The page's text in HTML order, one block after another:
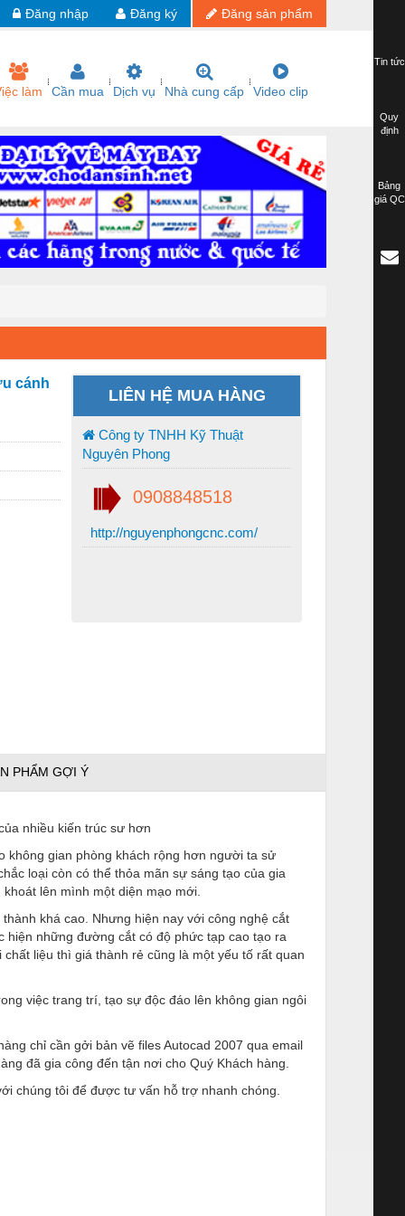
Đăng sản phẩm
Đăng ký
Đăng nhập
làm Cần mua Dịch vụ Nhà cung cấp Video clip
cánh
LIÊN HỆ MUA HÀNG
Công ty TNHH Kỹ Thuật
Nguyên Phong
0908848518
http://nguyenphongcnc.com/
PHẨM GỢI Ý
nhiều kiến trúc sư hơn
gian phòng khách rộng hơn người ta sử
loại còn có thể thỏa mãn sự sáng tạo của gia
lên mình một diện mạo mới.
khá cao. Nhưng hiện nay với công nghệ cắt
hiện những đường cắt có độ phức tạp cao tạo ra
liệu thì giá thành rẻ cũng là một yếu tố rất quan
việc trang trí, tạo sự độc đáo lên không gian ngôi
chỉ cần gởi bản vẽ files Autocad 2007 qua email
đã gia công đến tận nơi cho Quý Khách hàng.
chúng tôi để được tư vấn hỗ trợ nhanh chóng.
Tin tức
Quy
định
Bảng
giá QC